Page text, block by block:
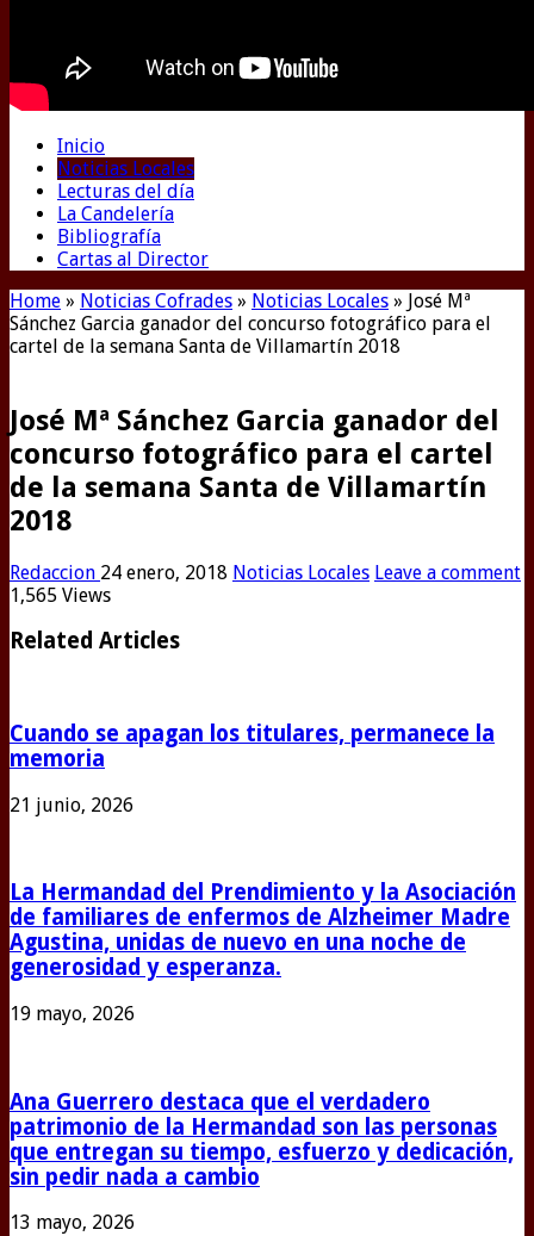
Inicio
Noticias Locales
Lecturas del día
La Candelería
Bibliografía
Cartas al Director
Home » Noticias Cofrades » Noticias Locales » José Mª
Sánchez Garcia ganador del concurso fotográfico para el
cartel de la semana Santa de Villamartín 2018
José Mª Sánchez Garcia ganador del
concurso fotográfico para el cartel
de la semana Santa de Villamartín
2018
Redaccion 24 enero, 2018 Noticias Locales Leave a comment
1,565 Views
Related Articles
Cuando se apagan los titulares, permanece la
memoria
21 junio, 2026
La Hermandad del Prendimiento y la Asociación
de familiares de enfermos de Alzheimer Madre
Agustina, unidas de nuevo en una noche de
generosidad y esperanza.
19 mayo, 2026
Ana Guerrero destaca que el verdadero
patrimonio de la Hermandad son las personas
que entregan su tiempo, esfuerzo y dedicación,
sin pedir nada a cambio
13 mayo, 2026